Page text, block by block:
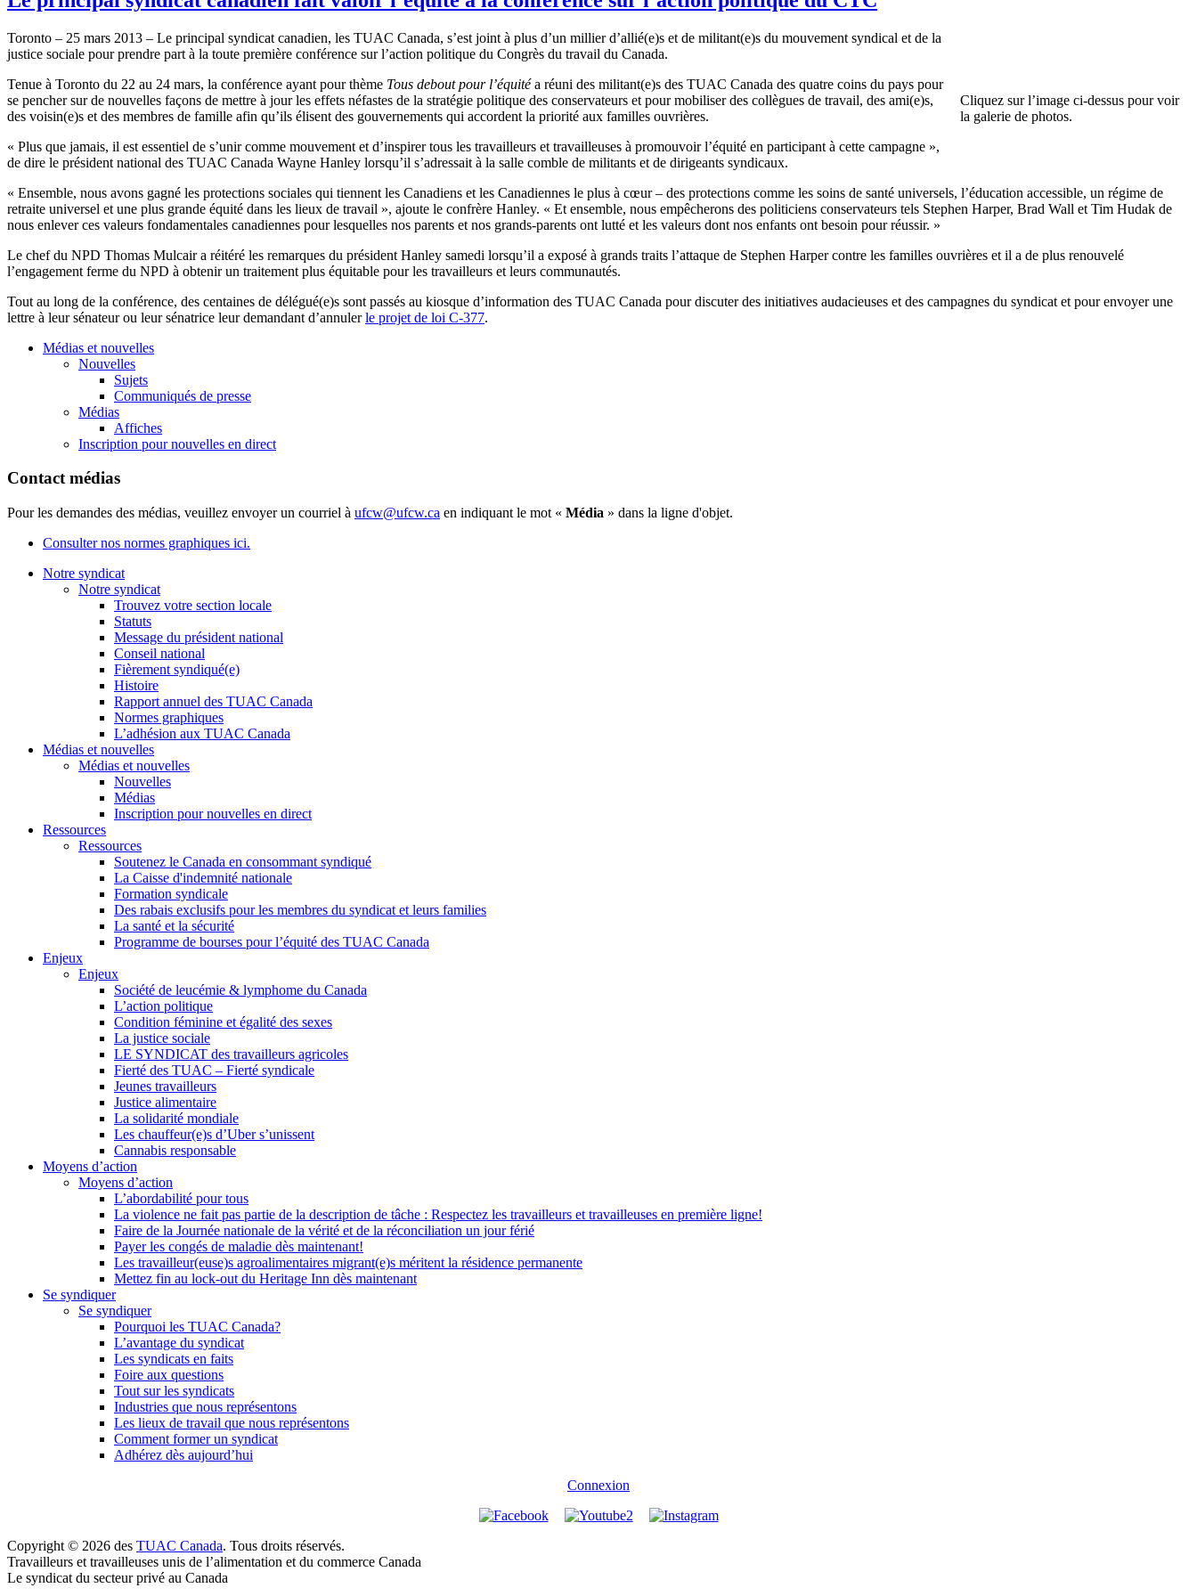
Cliquez sur l’image ci-dessus pour voir
la galerie de photos.
Toronto – 25 mars 2013 – Le principal syndicat canadien, les TUAC Canada, s’est joint à plus d’un millier d’allié(e)s et de militant(e)s du mouvement syndical et de la
justice sociale pour prendre part à la toute première conférence sur l’action politique du Congrès du travail du Canada.
Tenue à Toronto du 22 au 24 mars, la conférence ayant pour thème Tous debout pour l’équitéa réuni des militant(e)s des TUAC Canada des quatre coins du pays pour
se pencher sur de nouvelles façons de mettre à jour les effets néfastes de la stratégie politique des conservateurs et pour mobiliser des collègues de travail, des ami(e)s,
des voisin(e)s et des membres de famille afin qu’ils élisent des gouvernements qui accordent la priorité aux familles ouvrières.
« Plus que jamais, il est essentiel de s’unir comme mouvement et d’inspirer tous les travailleurs et travailleuses à promouvoir l’équité en participant à cette campagne »,
de dire le président national des TUAC Canada Wayne Hanley lorsqu’il s’adressait à la salle comble de militants et de dirigeants syndicaux.
« Ensemble, nous avons gagné les protections sociales qui tiennent les Canadiens et les Canadiennes le plus à cœur – des protections comme les soins de santé universels, l’éducation accessible, un régime de
retraite universel et une plus grande équité dans les lieux de travail », ajoute le confrère Hanley. « Et ensemble, nous empêcherons des politiciens conservateurs tels Stephen Harper, Brad Wall et Tim Hudak de
nous enlever ces valeurs fondamentales canadiennes pour lesquelles nos parents et nos grands-parents ont lutté et les valeurs dont nos enfants ont besoin pour réussir. »
Le chef du NPD Thomas Mulcair a réitéré les remarques du président Hanley samedi lorsqu’il a exposé à grands traits l’attaque de Stephen Harper contre les familles ouvrières et il a de plus renouvelé
l’engagement ferme du NPD à obtenir un traitement plus équitable pour les travailleurs et leurs communautés.
Tout au long de la conférence, des centaines de délégué(e)s sont passés au kiosque d’information des TUAC Canada pour discuter des initiatives audacieuses et des campagnes du syndicat et pour envoyer une
lettre à leur sénateur ou leur sénatrice leur demandant d’annulerle projet de loi C-377.
Médias et nouvelles
Nouvelles
Sujets
Communiqués de presse
Médias
Affiches
Inscription pour nouvelles en direct
Contact médias
Pour les demandes des médias, veuillez envoyer un courriel à ufcw@ufcw.ca en indiquant le mot « Média » dans la ligne d'objet.
Consulter nos normes graphiques ici.
Notre syndicat
Notre syndicat
Trouvez votre section locale
Statuts
Message du président national
Conseil national
Fièrement syndiqué(e)
Histoire
Rapport annuel des TUAC Canada
Normes graphiques
L’adhésion aux TUAC Canada
Médias et nouvelles
Médias et nouvelles
Nouvelles
Médias
Inscription pour nouvelles en direct
Ressources
Ressources
Soutenez le Canada en consommant syndiqué
La Caisse d'indemnité nationale
Formation syndicale
Des rabais exclusifs pour les membres du syndicat et leurs families
La santé et la sécurité
Programme de bourses pour l’équité des TUAC Canada
Enjeux
Enjeux
Société de leucémie & lymphome du Canada
L’action politique
Condition féminine et égalité des sexes
La justice sociale
LE SYNDICAT des travailleurs agricoles
Fierté des TUAC – Fierté syndicale
Jeunes travailleurs
Justice alimentaire
La solidarité mondiale
Les chauffeur(e)s d’Uber s’unissent
Cannabis responsable
Moyens d’action
Moyens d’action
L’abordabilité pour tous
La violence ne fait pas partie de la description de tâche : Respectez les travailleurs et travailleuses en première ligne!
Faire de la Journée nationale de la vérité et de la réconciliation un jour férié
Payer les congés de maladie dès maintenant!
Les travailleur(euse)s agroalimentaires migrant(e)s méritent la résidence permanente
Mettez fin au lock-out du Heritage Inn dès maintenant
Se syndiquer
Se syndiquer
Pourquoi les TUAC Canada?
L’avantage du syndicat
Les syndicats en faits
Foire aux questions
Tout sur les syndicats
Industries que nous représentons
Les lieux de travail que nous représentons
Comment former un syndicat
Adhérez dès aujourd’hui
Connexion
Copyright © 2026 des TUAC Canada. Tous droits réservés.
Travailleurs et travailleuses unis de l’alimentation et du commerce Canada
Le syndicat du secteur privé au Canada